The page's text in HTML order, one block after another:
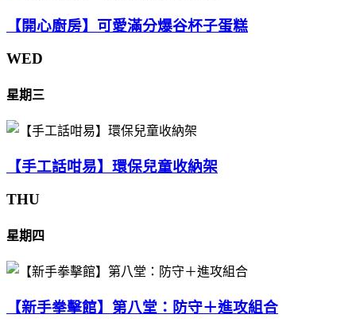
【開心廚房】可愛滿分爆谷杯子蛋糕
WED
星期三
【手工話咁易】環保兒童收納架
THU
星期四
【新手拳擊館】第八堂：防守＋進攻組合